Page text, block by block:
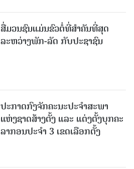
ສື່ມວນຊົນແມ່ນຂົວຕໍ່ທີ່ສໍາຄັນທີ່ສຸດ
ລະຫວ່າງພັກ-ລັດ ກັບປະຊາຊົນ
ປະກາດກົງຈັກຄະນະປະຈໍາສະພາ
ແຫ່ງຊາດສ້າງຕັ້ງ ແລະ ແຕ່ງຕັ້ງບຸກຄະ
ລາກອນປະຈໍາ 3 ເຂດເລືອກຕັ້ງ